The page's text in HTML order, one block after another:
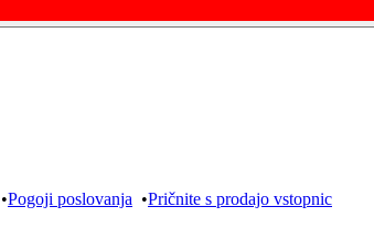
•Pogoji poslovanja •Pričnite s prodajo vstopnic